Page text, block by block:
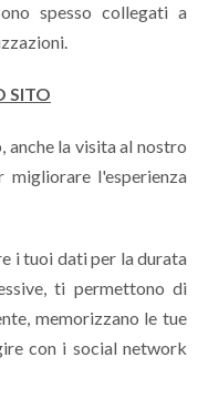
spesso collegati a
SITO
anche la visita al nostro
l'esperienza
i tuoi dati per la durata
ti permettono di
memorizzano le tue
con i social network